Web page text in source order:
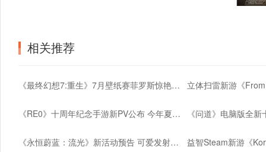
相关推荐
《最终幻想7:重生》7月壁纸赛菲罗斯惊艳亮相
《RE0》十周年纪念手游新PV公布 今年夏季上线
《永恒蔚蓝：流光》新活动预告 可爱发射器登场